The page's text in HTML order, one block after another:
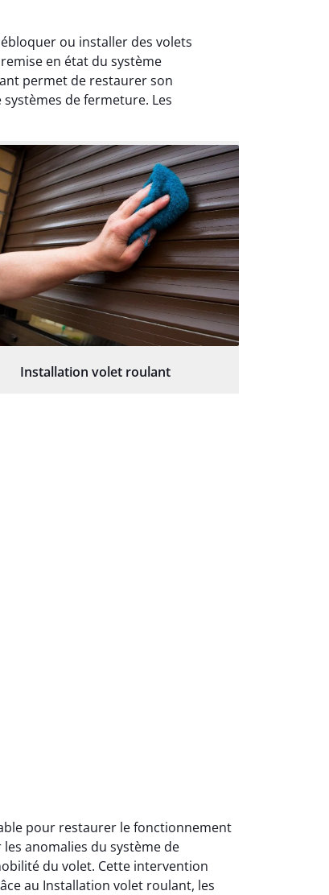
ou installer des volets
en état du système
permet de restaurer son
de fermeture. Les
Installation volet roulant
pour restaurer le fonctionnement
anomalies du système de
du volet. Cette intervention
au Installation volet roulant, les